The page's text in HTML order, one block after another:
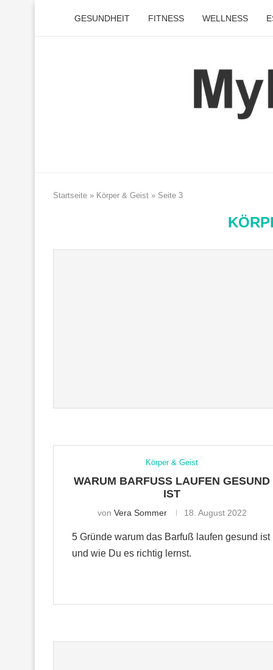
GESUNDHEIT FITNESS WELLNESS
Startseite » Körper & Geist » Seite 3
Körper & Geist
WARUM BARFUSS LAUFEN GESUND I
ST
von Vera Sommer 18. August 2022
5 Gründe warum das Barfuß laufen gesund ist
und wie Du es richtig lernst.